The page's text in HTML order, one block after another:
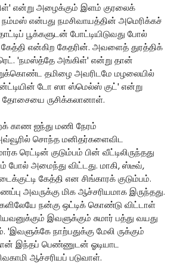
என்று அழைக்கும் இளம் குரலைக்
நம்மஸ் என்பது நமசிவாயத்தின் அமெரிக்கச்
பூக்களுடன் போட்டியிடுவது போல்
கேத்தி என்கிற கேதரின். அவளைத் துரத்திக்
'நமஸ்த்தே அங்கிள்' என்று தான்
தமிழை அவரிடமே மழலையில்
டோ ஸா ஸ்மெல்ஸ் குட்' என்று
தோசையை ருசிக்கலானாள்.
காண ஐந்து மணி நேரம்
சொந்த மனிதர்களைவிட
ரெட்டின் குடும்பம் பின் வீட்டிலிருந்தது
போல் அமைந்து விட்டது. மாகி, ஸ்டீவ்,
கேத்தி என சிங்காரக் குடும்பம்.
அவருக்கு மிக ஆச்சரியமாக இருந்தது.
நன்கு ஒட்டிக் கொண்டு விட்டாள்
இவளுக்கும் சுமார் பத்து வயது
'இவளுக்கே நாற்பதுக்கு மேலி ருக்கும்
இந்தப் பெண்ணுடன் ஓடியாட
ஆச்சரியப் படுவாள்.